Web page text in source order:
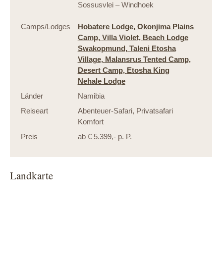
Sossusvlei – Windhoek
Camps/Lodges Hobatere Lodge, Okonjima Plains
Camp, Villa Violet, Beach Lodge
Swakopmund, Taleni Etosha
Village, Malansrus Tented Camp,
Desert Camp, Etosha King
Nehale Lodge
Länder
Namibia
Reiseart
Abenteuer-Safari, Privatsafari
Komfort
Preis
ab € 5.399,- p. P.
Landkarte